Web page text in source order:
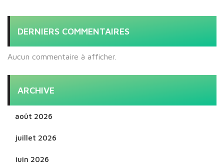
DERNIERS COMMENTAIRES
Aucun commentaire à afficher.
ARCHIVE
août 2026
juillet 2026
juin 2026